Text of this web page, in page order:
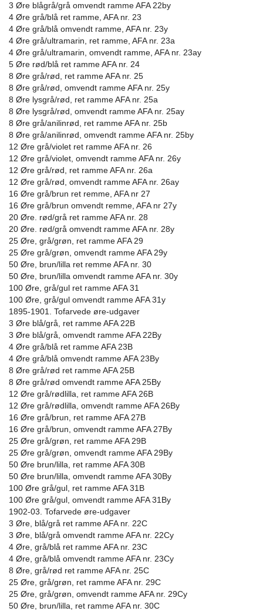
3 Øre blågrå/grå omvendt ramme AFA 22by
4 Øre grå/blå ret ramme, AFA nr. 23
4 Øre grå/blå omvendt ramme, AFA nr. 23y
4 Øre grå/ultramarin, ret ramme, AFA nr. 23a
4 Øre grå/ultramarin, omvendt ramme, AFA nr. 23ay
5 Øre rød/blå ret ramme AFA nr. 24
8 Øre grå/rød, ret ramme AFA nr. 25
8 Øre grå/rød, omvendt ramme AFA nr. 25y
8 Øre lysgrå/rød, ret ramme AFA nr. 25a
8 Øre lysgrå/rød, omvendt ramme AFA nr. 25ay
8 Øre grå/anilinrød, ret ramme AFA nr. 25b
8 Øre grå/anilinrød, omvendt ramme AFA nr. 25by
12 Øre grå/violet ret ramme AFA nr. 26
12 Øre grå/violet, omvendt ramme AFA nr. 26y
12 Øre grå/rød, ret ramme AFA nr. 26a
12 Øre grå/rød, omvendt ramme AFA nr. 26ay
16 Øre grå/brun ret remme, AFA nr 27
16 Øre grå/brun omvendt remme, AFA nr 27y
20 Øre. rød/grå ret ramme AFA nr. 28
20 Øre. rød/grå omvendt ramme AFA nr. 28y
25 Øre, grå/grøn, ret ramme AFA 29
25 Øre grå/grøn, omvendt ramme AFA 29y
50 Øre, brun/lilla ret remme AFA nr. 30
50 Øre, brun/lilla omvendt ramme AFA nr. 30y
100 Øre, grå/gul ret ramme AFA 31
100 Øre, grå/gul omvendt ramme AFA 31y
1895-1901. Tofarvede øre-udgaver
3 Øre blå/grå, ret ramme AFA 22B
3 Øre blå/grå, omvendt ramme AFA 22By
4 Øre grå/blå ret ramme AFA 23B
4 Øre grå/blå omvendt ramme AFA 23By
8 Øre grå/rød ret ramme AFA 25B
8 Øre grå/rød omvendt ramme AFA 25By
12 Øre grå/rødlilla, ret ramme AFA 26B
12 Øre grå/rødlilla, omvendt ramme AFA 26By
16 Øre grå/brun, ret ramme AFA 27B
16 Øre grå/brun, omvendt ramme AFA 27By
25 Øre grå/grøn, ret ramme AFA 29B
25 Øre grå/grøn, omvendt ramme AFA 29By
50 Øre brun/lilla, ret ramme AFA 30B
50 Øre brun/lilla, omvendt ramme AFA 30By
100 Øre grå/gul, ret ramme AFA 31B
100 Øre grå/gul, omvendt ramme AFA 31By
1902-03. Tofarvede øre-udgaver
3 Øre, blå/grå ret ramme AFA nr. 22C
3 Øre, blå/grå omvendt ramme AFA nr. 22Cy
4 Øre, grå/blå ret ramme AFA nr. 23C
4 Øre, grå/blå omvendt ramme AFA nr. 23Cy
8 Øre, grå/rød ret ramme AFA nr. 25C
25 Øre, grå/grøn, ret ramme AFA nr. 29C
25 Øre, grå/grøn, omvendt ramme AFA nr. 29Cy
50 Øre, brun/lilla, ret ramme AFA nr. 30C